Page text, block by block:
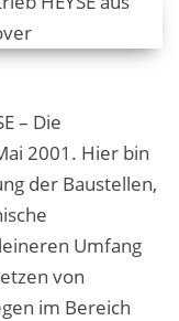
gesucht
– Die
2001. Hier bin
der Baustellen,
Umfang
von
im Bereich